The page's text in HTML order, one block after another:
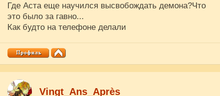
Где Аста еще научился высвобождать демона?Что
это было за гавно...
Как будто на телефоне делали
Vingt_Ans_Après